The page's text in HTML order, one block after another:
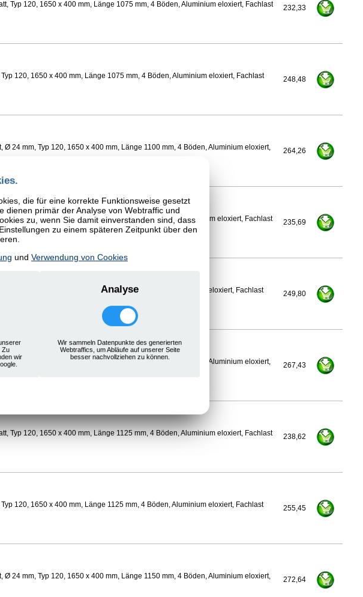
Typ 120, 1650 x 400 mm, Länge 1075 mm, 4 Böden, Aluminium eloxiert, Fachlast
232,33
120, 1650 x 400 mm, Länge 1075 mm, 4 Böden, Aluminium eloxiert, Fachlast
248,48
24 mm, Typ 120, 1650 x 400 mm, Länge 1100 mm, 4 Böden, Aluminium eloxiert,
264,26
Typ 120, 1650 x 400 mm, Länge 1100 mm, 4 Böden, Aluminium eloxiert, Fachlast
235,69
120, 1650 x 400 mm, Länge 1100 mm, 4 Böden, Aluminium eloxiert, Fachlast
249,80
24 mm, Typ 120, 1650 x 400 mm, Länge 1125 mm, 4 Böden, Aluminium eloxiert,
267,43
Typ 120, 1650 x 400 mm, Länge 1125 mm, 4 Böden, Aluminium eloxiert, Fachlast
238,62
120, 1650 x 400 mm, Länge 1125 mm, 4 Böden, Aluminium eloxiert, Fachlast
255,45
24 mm, Typ 120, 1650 x 400 mm, Länge 1150 mm, 4 Böden, Aluminium eloxiert,
272,64
die für eine korrekte Funktionsweise gesetzt
dienen primär der Analyse von Webtraffic und
zu, wenn Sie damit einverstanden sind, dass
zu einem späteren Zeitpunkt über den
und Verwendung von Cookies
Zu
wir
Analyse
Wir sammeln Datenpunkte des generierten
Webtraffics, um Abläufe auf unserer Seite
besser nachvollziehen zu können.